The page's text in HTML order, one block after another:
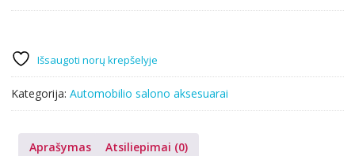
Išsaugoti norų krepšelyje
Kategorija: Automobilio salono aksesuarai
Aprašymas Atsiliepimai (0)